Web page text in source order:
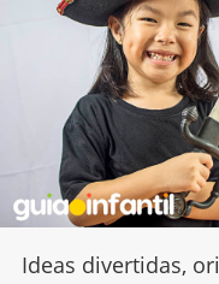
Ideas divertidas,